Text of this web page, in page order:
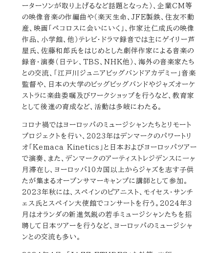
ーターソンが取り上げるなど話題となった）、企業CM等
の映像音楽の作編曲や（楽天生命、JFE製鉄、住友不動
産、映画「ペコロスに会いにいく」、作家辻仁成氏の映像
作品、小学館、他）テレビ・ドラマ録音では主にゲイリー芦
屋氏、佐藤和郎氏をはじめとした劇伴作家による音楽の
録音・演奏（日テレ、TBS、NHK他）、海外の音楽家たち
との交流、「江戸川ジュニアビッグバンドアカデミー」音楽
監督や、日本の大学のビッグビッグバンドやジャズオーケ
ストラに楽曲委嘱及びワークショップを行うなど、教育家
として後進の育成など、活動は多岐にわたる。
コロナ禍ではヨーロッパのミュージシャンたちとリモート
プロジェクトを行い、2023年はデンマークのパワートリ
オ「Kemaca Kinetics」と日本およびヨーロッパツアー
で演奏、また、デンマークのアーティストレジデンスに一ヶ
月滞在し、ヨーロッパ10カ国以上からジャズを志す子供
たが集まるオープンサマーキャンプに講師として参加。
2023年秋には、スペインのピアニスト、モイセス・サンチ
ェス氏とスペイン大使館でコンサートを行う。2024年3
月はオランダの新進気鋭の若手ミュージシャンたちを招
聘して日本ツアーを行うなど、ヨーロッパのミュージシャ
ンとの交流も多い。